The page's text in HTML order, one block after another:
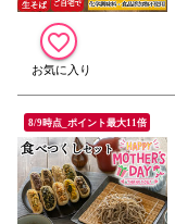
8/9時点_ポイント最大11倍